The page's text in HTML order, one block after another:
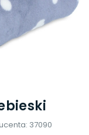
37090